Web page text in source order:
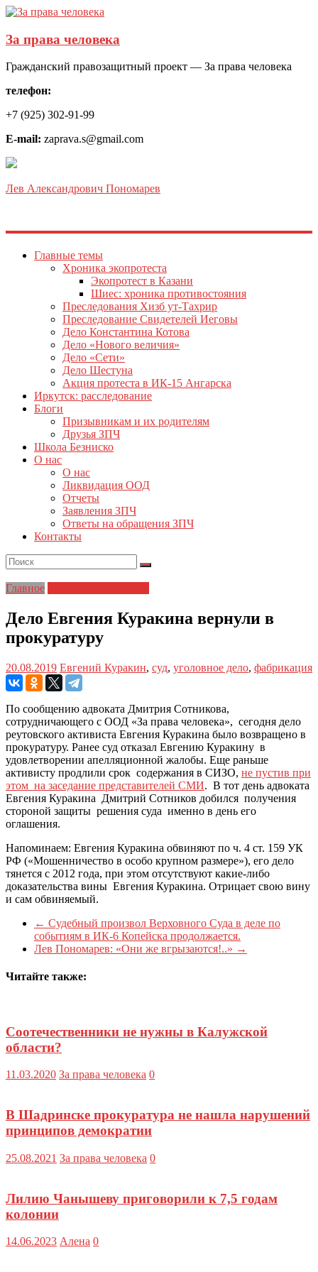
За права человека
Гражданский правозащитный проект — За права человека
телефон:
+7 (925) 302-91-99
E-mail: zaprava.s@gmail.com
Лев Александрович Пономарев
Главные темы
Хроника экопротеста
Экопротест в Казани
Шиес: хроника противостояния
Преследования Хизб ут-Тахрир
Преследование Свидетелей Иеговы
Дело Константина Котова
Дело «Нового величия»
Дело «Сети»
Дело Шестуна
Акция протеста в ИК-15 Ангарска
Иркутск: расследование
Блоги
Призывникам и их родителям
Друзья ЗПЧ
Школа Безниско
О нас
О нас
Ликвидация ООД
Отчеты
Заявления ЗПЧ
Ответы на обращения ЗПЧ
Контакты
Главное
Дело Евгения Куракина вернули в
прокуратуру
20.08.2019 Евгений Куракин, суд, уголовное дело, фабрикация
По сообщению адвоката Дмитрия Сотникова,
сотрудничающего с ООД «За права человека», сегодня дело
реутовского активиста Евгения Куракина было возвращено в
прокуратуру. Ранее суд отказал Евгению Куракину в
удовлетворении апелляционной жалобы. Еще раньше
активисту продлили срок содержания в СИЗО, не пустив при
этом на заседание представителей СМИ. В тот день адвоката
Евгения Куракина Дмитрий Сотников добился получения
стороной защиты решения суда именно в день его
оглашения.
Напоминаем: Евгения Куракина обвиняют по ч. 4 ст. 159 УК
РФ («Мошенничество в особо крупном размере»), его дело
тянется с 2012 года, при этом отсутствуют какие-либо
доказательства вины Евгения Куракина. Отрицает свою вину
и сам обвиняемый.
← Судебный произвол Верховного Суда в деле по
событиям в ИК-6 Копейска продолжается.
Лев Пономарев: «Они же вгрызаются!..» →
Читайте также:
Соотечественники не нужны в Калужской
области?
11.03.2020 За права человека 0
В Шадринске прокуратура не нашла нарушений
принципов демократии
25.08.2021 За права человека 0
Лилию Чанышеву приговорили к 7,5 годам
колонии
14.06.2023 Алена 0